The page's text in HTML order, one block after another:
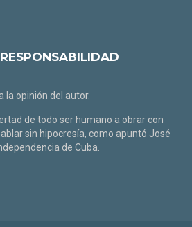
la opinión del autor.
de todo ser humano a obrar con
sin hipocresía, como apuntó José
de Cuba.